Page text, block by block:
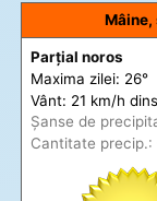
Mâine,
Parțial noros
Maxima zilei: 26°
Vânt: 21 km/h din
Șanse de precip
Cantitate precip.: